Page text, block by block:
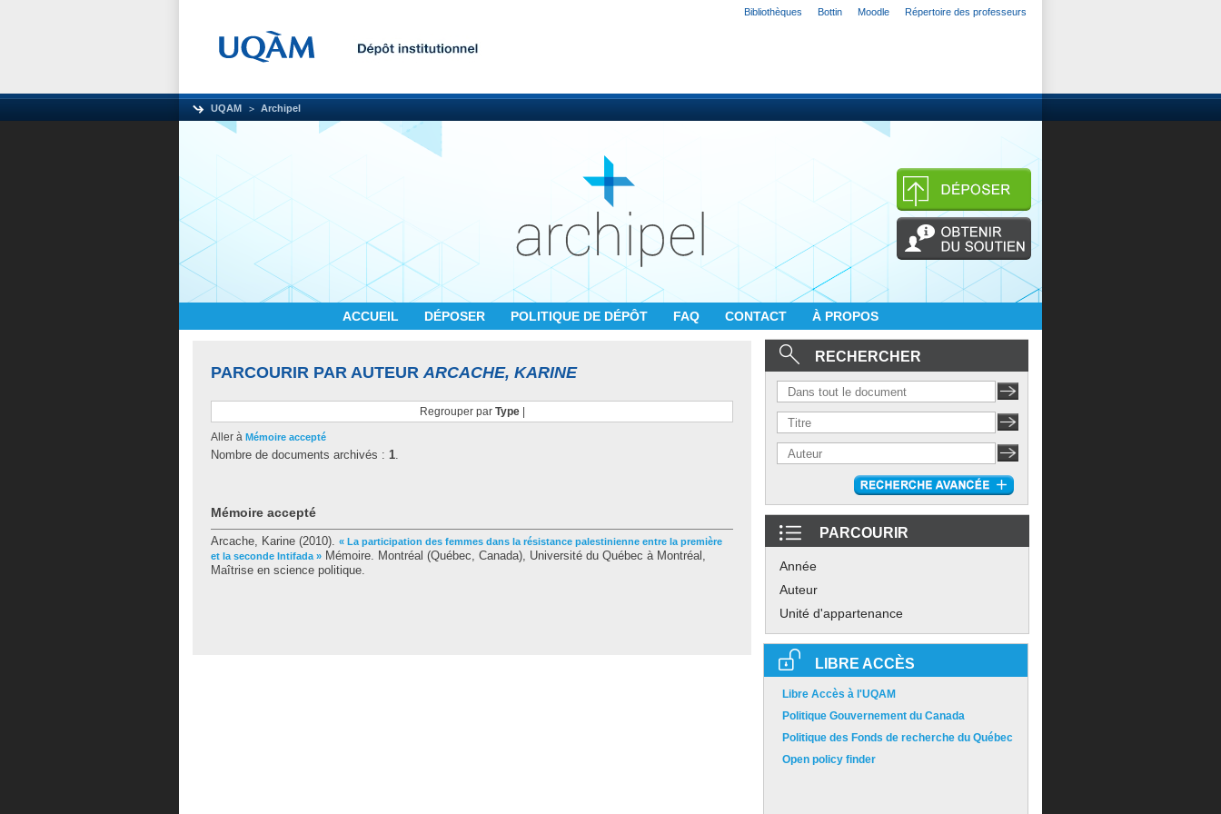
Bibliothèques Bottin Moodle Répertoire des professeurs
UQAM Archipel
ACCUEIL DÉPOSER POLITIQUE DE DÉPÔT FAQ CONTACT À PROPOS
PARCOURIR PAR AUTEURARCACHE, KARINE
Regrouper par Type|
Aller à Mémoire accepté
Nombre de documents archivés : 1.
Mémoire accepté
Arcache, Karine (2010). « La participation des femmes dans la résistance palestinienne entre la première
et la seconde Intifada » Mémoire. Montréal (Québec, Canada), Université du Québec à Montréal,
Maîtrise en science politique.
RECHERCHER
PARCOURIR
Année
Auteur
Unité d'appartenance
LIBRE ACCÈS
Libre Accès à l'UQAM
Politique Gouvernement du Canada
Politique des Fonds de recherche du Québec
Open policy finder